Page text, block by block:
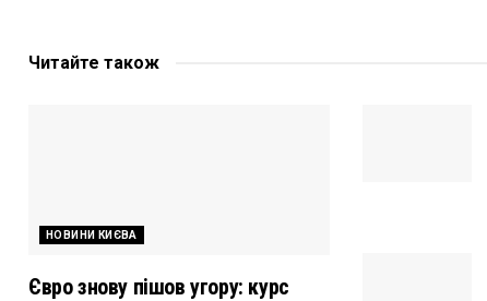
Читайте також
НОВИНИ КИЄВА
Євро знову пішов угору: курс